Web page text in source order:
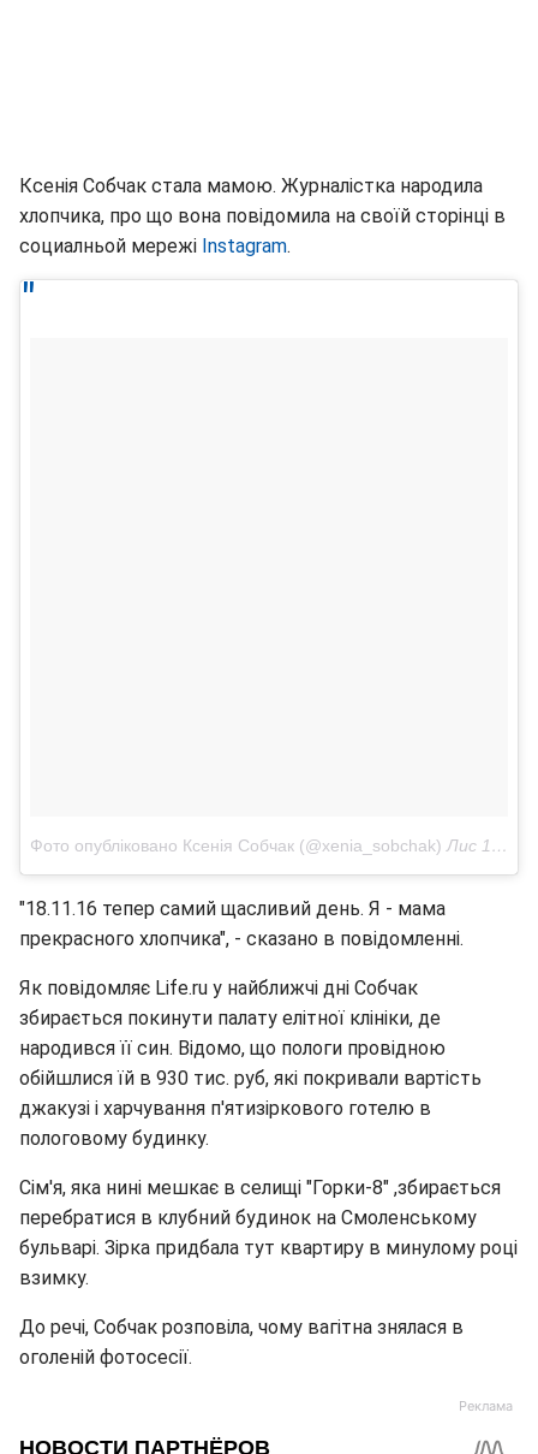
Ксенія Собчак стала мамою. Журналістка народила
хлопчика, про що вона повідомила на своїй сторінці в
социалньой мережі Instagram.
Фото опубліковано Ксенія Собчак (@xenia_sobchak) Лис 17 2016 в 10:15 PST
"18.11.16 тепер самий щасливий день. Я - мама
прекрасного хлопчика", - сказано в повідомленні.
Як повідомляє Life.ru у найближчі дні Собчак
збирається покинути палату елітної клініки, де
народився її син. Відомо, що пологи провідною
обійшлися їй в 930 тис. руб, які покривали вартість
джакузі і харчування п'ятизіркового готелю в
пологовому будинку.
Сім'я, яка нині мешкає в селищі "Горки-8" ,збирається
перебратися в клубний будинок на Смоленському
бульварі. Зірка придбала тут квартиру в минулому році
взимку.
До речі, Собчак розповіла, чому вагітна знялася в
оголеній фотосесії.